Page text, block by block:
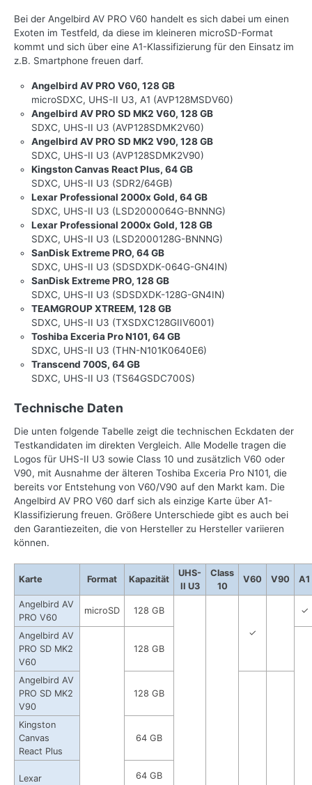
Bei der Angelbird AV PRO V60 handelt es sich dabei um einen
Exoten im Testfeld, da diese im kleineren microSD-Format
kommt und sich über eine A1-Klassifizierung für den Einsatz im
z.B. Smartphone freuen darf.
Angelbird AV PRO V60, 128 GB
microSDXC, UHS-II U3, A1 (AVP128MSDV60)
Angelbird AV PRO SD MK2 V60, 128 GB
SDXC, UHS-II U3 (AVP128SDMK2V60)
Angelbird AV PRO SD MK2 V90, 128 GB
SDXC, UHS-II U3 (AVP128SDMK2V90)
Kingston Canvas React Plus, 64 GB
SDXC, UHS-II U3 (SDR2/64GB)
Lexar Professional 2000x Gold, 64 GB
SDXC, UHS-II U3 (LSD2000064G-BNNNG)
Lexar Professional 2000x Gold, 128 GB
SDXC, UHS-II U3 (LSD2000128G-BNNNG)
SanDisk Extreme PRO, 64 GB
SDXC, UHS-II U3 (SDSDXDK-064G-GN4IN)
SanDisk Extreme PRO, 128 GB
SDXC, UHS-II U3 (SDSDXDK-128G-GN4IN)
TEAMGROUP XTREEM, 128 GB
SDXC, UHS-II U3 (TXSDXC128GIIV6001)
Toshiba Exceria Pro N101, 64 GB
SDXC, UHS-II U3 (THN-N101K0640E6)
Transcend 700S, 64 GB
SDXC, UHS-II U3 (TS64GSDC700S)
Technische Daten
Die unten folgende Tabelle zeigt die technischen Eckdaten der
Testkandidaten im direkten Vergleich. Alle Modelle tragen die
Logos für UHS-II U3 sowie Class 10 und zusätzlich V60 oder
V90, mit Ausnahme der älteren Toshiba Exceria Pro N101, die
bereits vor Entstehung von V60/V90 auf den Markt kam. Die
Angelbird AV PRO V60 darf sich als einzige Karte über A1-
Klassifizierung freuen. Größere Unterschiede gibt es auch bei
den Garantiezeiten, die von Hersteller zu Hersteller variieren
können.
Karte Format Kapazität
UHS-
II U3
Class
10
V60 V90 A1
Angelbird AV
PRO V60
microSD 128 GB
✓
✓
Angelbird AV
PRO SD MK2
V60
128 GB
Angelbird AV
PRO SD MK2
V90
128 GB
Kingston
Canvas
React Plus
64 GB
Lexar
64 GB